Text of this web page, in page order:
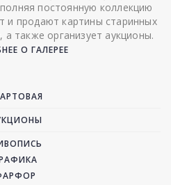
постоянную коллекцию
и продают картины старинных
также организует аукционы.
О ГАЛЕРЕЕ